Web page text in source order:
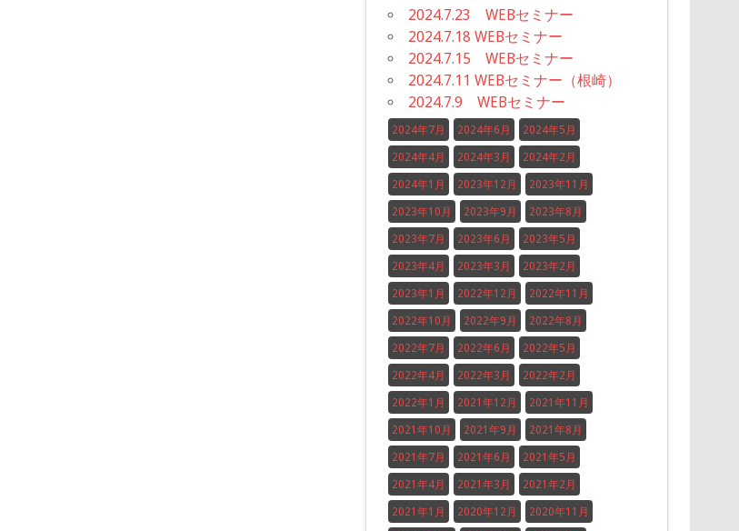
2024.7.23 WEBセミナー
2024.7.18 WEBセミナー
2024.7.15 WEBセミナー
2024.7.11 WEBセミナー（根崎）
2024.7.9 WEBセミナー
2024年7月 2024年6月 2024年5月
2024年4月 2024年3月 2024年2月
2024年1月 2023年12月 2023年11月
2023年10月 2023年9月 2023年8月
2023年7月 2023年6月 2023年5月
2023年4月 2023年3月 2023年2月
2023年1月 2022年12月 2022年11月
2022年10月 2022年9月 2022年8月
2022年7月 2022年6月 2022年5月
2022年4月 2022年3月 2022年2月
2022年1月 2021年12月 2021年11月
2021年10月 2021年9月 2021年8月
2021年7月 2021年6月 2021年5月
2021年4月 2021年3月 2021年2月
2021年1月 2020年12月 2020年11月